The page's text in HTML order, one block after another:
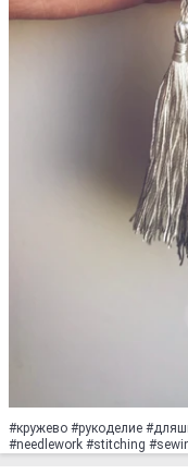
#кружево #рукоделие
#needlework #stitching